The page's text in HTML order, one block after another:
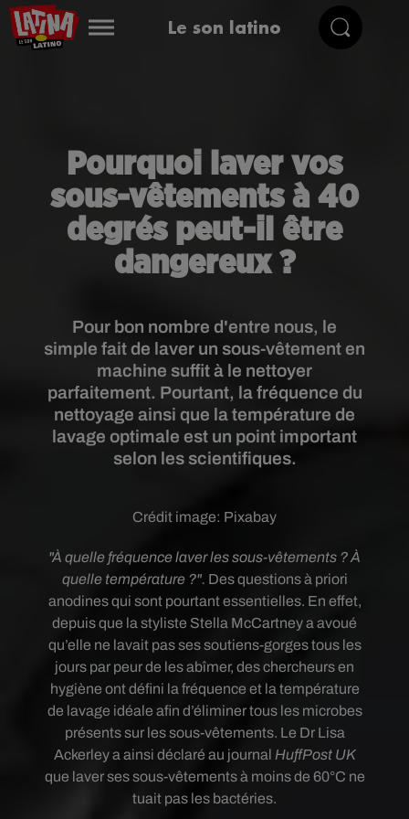
Le son latino
Pourquoi laver vos
sous-vêtements à 40
degrés peut-il être
dangereux ?
Pour bon nombre d'entre nous, le
simple fait de laver un sous-vêtement en
machine suffit à le nettoyer
parfaitement. Pourtant, la fréquence du
nettoyage ainsi que la température de
lavage optimale est un point important
selon les scientifiques.
Crédit image: Pixabay
"À quelle fréquence laver les sous-vêtements ? À
quelle température ?". Des questions à priori
anodines qui sont pourtant essentielles. En effet,
depuis que la styliste Stella McCartney a avoué
qu’elle ne lavait pas ses soutiens-gorges tous les
jours par peur de les abîmer, des chercheurs en
hygiène ont défini la fréquence et la température
de lavage idéale afin d’éliminer tous les microbes
présents sur les sous-vêtements. Le Dr Lisa
Ackerley a ainsi déclaré au journal HuffPost UK
que laver ses sous-vêtements à moins de 60°C ne
tuait pas les bactéries.